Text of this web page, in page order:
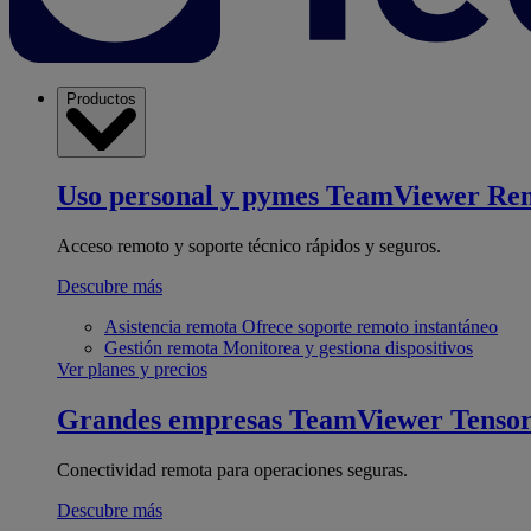
Productos
Uso personal y pymes TeamViewer
Acceso remoto y soporte técnico rápidos y seguros.
Descubre más
Asistencia remota Ofrece soporte remoto instantáneo
Gestión remota Monitorea y gestiona dispositivos
Ver planes y precios
Grandes empresas TeamViewer Tensor
Conectividad remota para operaciones seguras.
Descubre más